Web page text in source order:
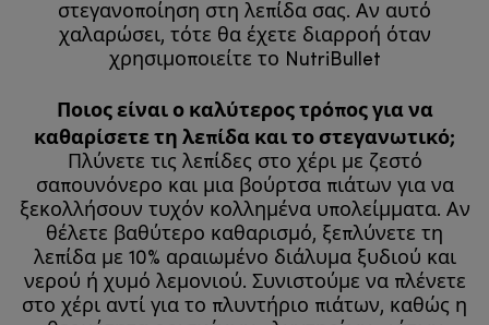
στεγανοποίηση στη λεπίδα σας. Αν αυτό
χαλαρώσει, τότε θα έχετε διαρροή όταν
χρησιμοποιείτε το NutriBullet
Ποιος είναι ο καλύτερος τρόπος για να
καθαρίσετε τη λεπίδα και το στεγανωτικό;
Πλύνετε τις λεπίδες στο χέρι με ζεστό
σαπουνόνερο και μια βούρτσα πιάτων για να
ξεκολλήσουν τυχόν κολλημένα υπολείμματα. Αν
θέλετε βαθύτερο καθαρισμό, ξεπλύνετε τη
λεπίδα με 10% αραιωμένο διάλυμα ξυδιού και
νερού ή χυμό λεμονιού. Συνιστούμε να πλένετε
στο χέρι αντί για το πλυντήριο πιάτων, καθώς η